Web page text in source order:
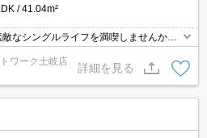
41.04m²
なシングルライフを満喫しませんか？
ます。ネット無料は、毎月のお財布に
視聴、オンラインショッピングにも大
, 室内洗濯機置場, カメラ付インターホ
面所, 浴室換気乾燥機,
ワーク土岐店
詳細を見る